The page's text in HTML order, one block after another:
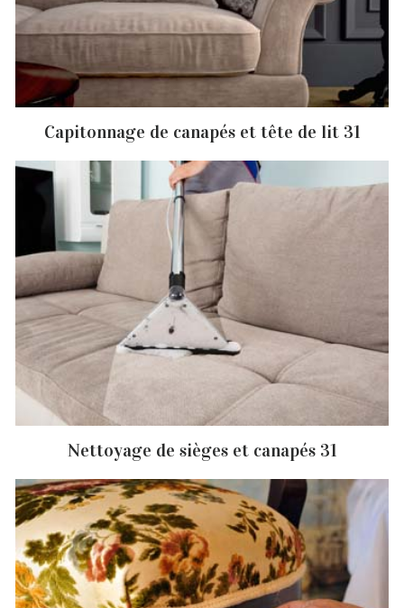
Capitonnage de canapés et tête de lit 31
Nettoyage de sièges et canapés 31